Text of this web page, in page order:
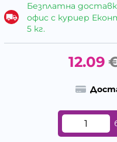
Безплатна
офис с куриер
5 кг.
12.09